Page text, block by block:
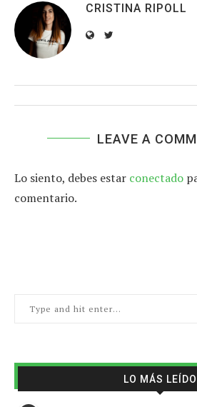
CRISTINA RIPOLL
LEAVE A
Lo siento, debes estar conectado
comentario.
LO MÁS LEÍDO